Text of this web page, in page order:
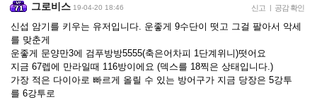
그로비스 19-04-20 18:46 신고 | 공감 확인
신섭 암기를 키우는 유저입니다. 운좋게 9수단이 떳고 그걸 팔아서 악세
를 맞춘게
운좋게 문양만3에 검푸방방5555(축은어차피 1단계위니)떳어요
지금 67렙에 만라일때 116방이에요 (덱스를 18찍은 상태입니다.)
가장 적은 다이아로 빠르게 올릴 수 있는 방어구가 지금 당장은 5강투
를 6강투로